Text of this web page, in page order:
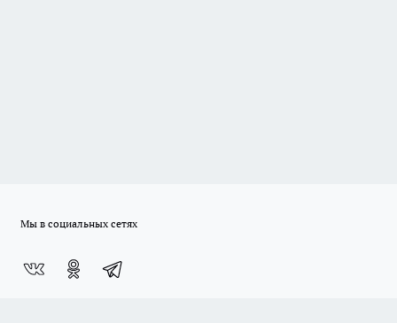
Мы в социальных сетях